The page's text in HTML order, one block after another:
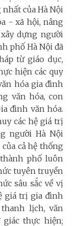
của Hà Nội
- xã hội, nâng
dựng người
phố Hà Nội đã
từ giáo dục,
hiện các quy
hóa gia đình
văn hóa, con
đình văn hóa.
các hệ giá trị
người Hà Nội
cả hệ thống
phố luôn
tuyên truyền
sâu sắc về vị
giá trị gia đình
lịch, văn
thực hiện;